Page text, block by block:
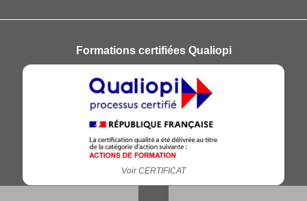
Formations certifiées Qualiopi
Voir CERTIFICAT